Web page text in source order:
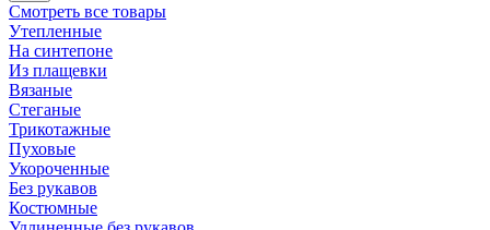
Смотреть все товары
Утепленные
На синтепоне
Из плащевки
Вязаные
Стеганые
Трикотажные
Пуховые
Укороченные
Без рукавов
Костюмные